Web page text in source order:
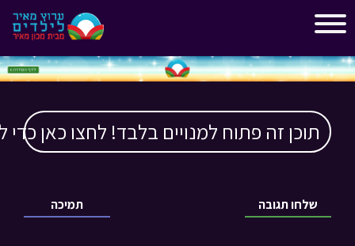
תוכן זה פתוח למנויים בלבד! לחצו כאן כדי
תמיכה שלחו תגובה